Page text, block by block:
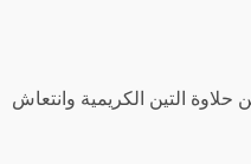
التين الكريمية وانتعاش